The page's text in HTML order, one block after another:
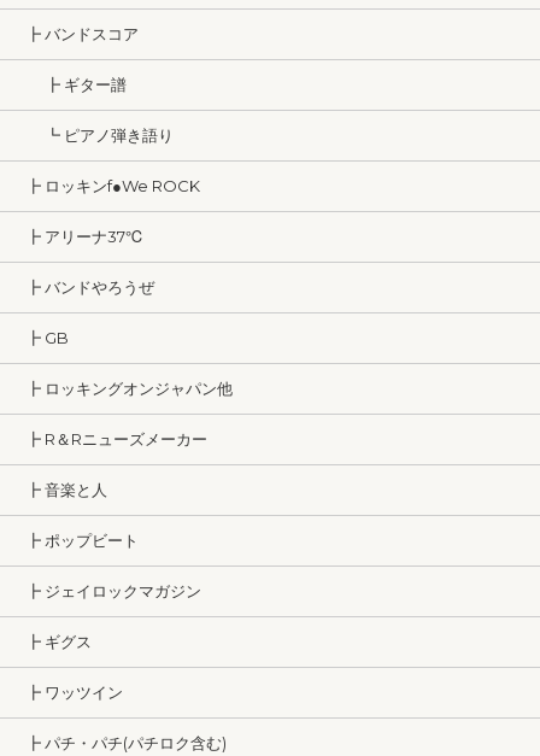
┣ バンドスコア
┣ ギター譜
┗ ピアノ弾き語り
┣ ロッキンf●We ROCK
┣ アリーナ37℃
┣ バンドやろうぜ
┣ GB
┣ ロッキングオンジャパン他
┣ R＆Rニューズメーカー
┣ 音楽と人
┣ ポップビート
┣ ジェイロックマガジン
┣ ギグス
┣ ワッツイン
┣ パチ・パチ(パチロク含む)